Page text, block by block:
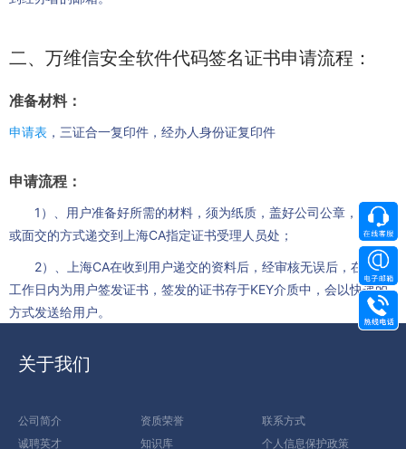
二、万维信安全软件代码签名证书申请流程：
准备材料：
申请表 ，三证合一复印件，经办人身份证复印件
申请流程：
1）、用户准备好所需的材料，须为纸质，盖好公司公章，以快递
或面交的方式递交到上海CA指定证书受理人员处；
2）、上海CA在收到用户递交的资料后，经审核无误后，在2-3个
工作日内为用户签发证书，签发的证书存于KEY介质中，会以快递的
方式发送给用户。
关于我们
公司简介 资质荣誉
联系方式
诚聘英才
知识库 个人信息保护政策